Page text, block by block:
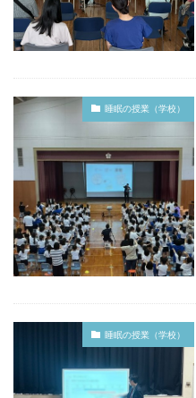
睡眠の授業（学校）
睡眠の授業（学校）